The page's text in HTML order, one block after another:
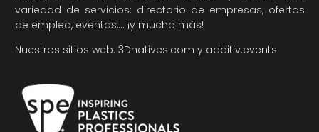
variedad de servicios: directorio de empresas, ofertas
de empleo, eventos,… ¡y mucho más!
Nuestros sitios web: 3Dnatives.com y additiv.events